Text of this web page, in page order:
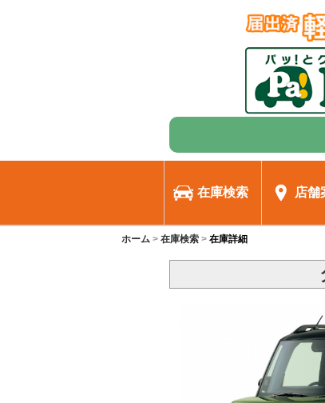
在庫検索 店舗
ホーム 在庫検索 在庫詳細